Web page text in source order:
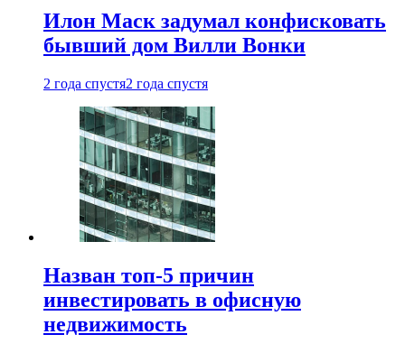
Илон Маск задумал конфисковать
бывший дом Вилли Вонки
2 года спустя2 года спустя
Назван топ-5 причин
инвестировать в офисную
недвижимость